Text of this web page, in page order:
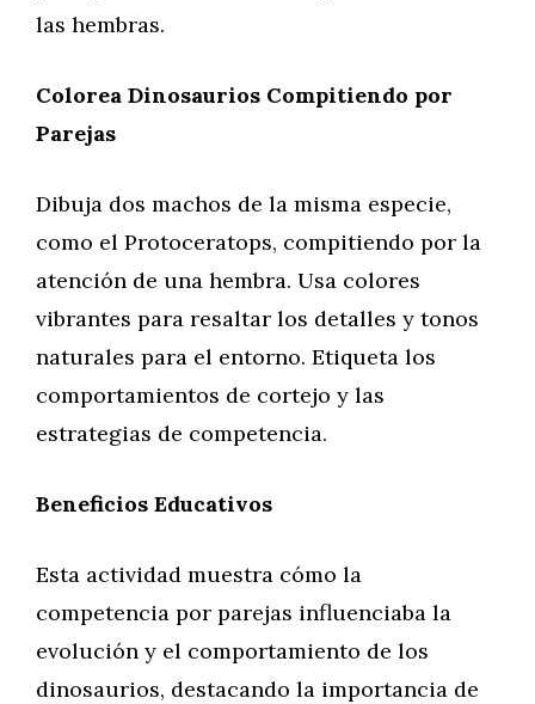
las hembras.
Colorea Dinosaurios Compitiendo por
Parejas
Dibuja dos machos de la misma especie,
como el Protoceratops, compitiendo por la
atención de una hembra. Usa colores
vibrantes para resaltar los detalles y tonos
naturales para el entorno. Etiqueta los
comportamientos de cortejo y las
estrategias de competencia.
Beneficios Educativos
Esta actividad muestra cómo la
competencia por parejas influenciaba la
evolución y el comportamiento de los
dinosaurios, destacando la importancia de